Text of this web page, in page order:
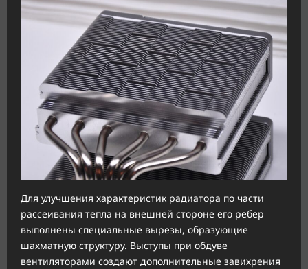
Для улучшения характеристик радиатора по части
рассеивания тепла на внешней стороне его ребер
выполнены специальные вырезы, образующие
шахматную структуру. Выступы при обдуве
вентиляторами создают дополнительные завихрения